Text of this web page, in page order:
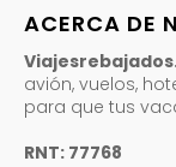
ACERCA DE
avión, vuelos,
para que tus
RNT: 77768